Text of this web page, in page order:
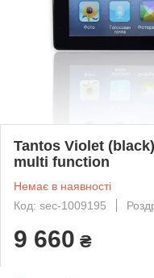
Tantos Violet
multi function
Немає в наявності
Код: sec-1009195
9 660 ₴